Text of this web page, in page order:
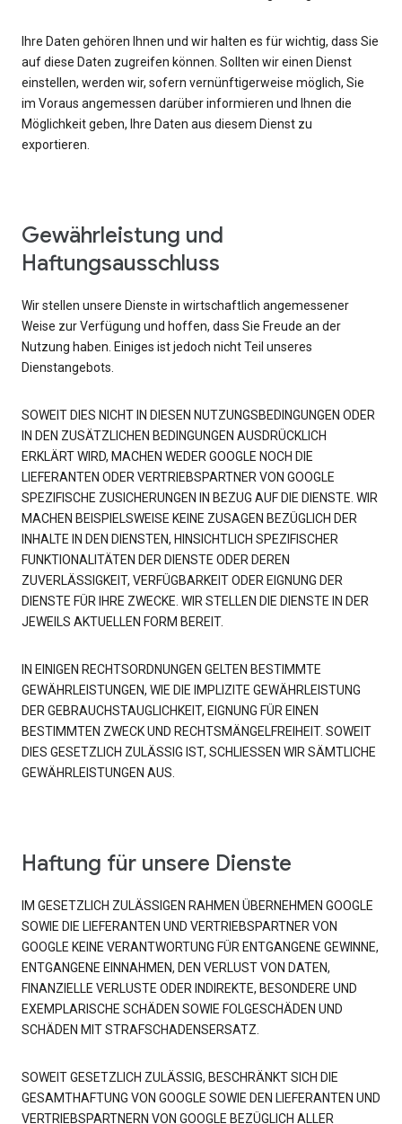
Ihre Daten gehören Ihnen und wir halten es für wichtig, dass Sie
auf diese Daten zugreifen können. Sollten wir einen Dienst
einstellen, werden wir, sofern vernünftigerweise möglich, Sie
im Voraus angemessen darüber informieren und Ihnen die
Möglichkeit geben, Ihre Daten aus diesem Dienst zu
exportieren.
Gewährleistung und
Haftungsausschluss
Wir stellen unsere Dienste in wirtschaftlich angemessener
Weise zur Verfügung und hoffen, dass Sie Freude an der
Nutzung haben. Einiges ist jedoch nicht Teil unseres
Dienstangebots.
SOWEIT DIES NICHT IN DIESEN NUTZUNGSBEDINGUNGEN ODER
IN DEN ZUSÄTZLICHEN BEDINGUNGEN AUSDRÜCKLICH
ERKLÄRT WIRD, MACHEN WEDER GOOGLE NOCH DIE
LIEFERANTEN ODER VERTRIEBSPARTNER VON GOOGLE
SPEZIFISCHE ZUSICHERUNGEN IN BEZUG AUF DIE DIENSTE. WIR
MACHEN BEISPIELSWEISE KEINE ZUSAGEN BEZÜGLICH DER
INHALTE IN DEN DIENSTEN, HINSICHTLICH SPEZIFISCHER
FUNKTIONALITÄTEN DER DIENSTE ODER DEREN
ZUVERLÄSSIGKEIT, VERFÜGBARKEIT ODER EIGNUNG DER
DIENSTE FÜR IHRE ZWECKE. WIR STELLEN DIE DIENSTE IN DER
JEWEILS AKTUELLEN FORM BEREIT.
IN EINIGEN RECHTSORDNUNGEN GELTEN BESTIMMTE
GEWÄHRLEISTUNGEN, WIE DIE IMPLIZITE GEWÄHRLEISTUNG
DER GEBRAUCHSTAUGLICHKEIT, EIGNUNG FÜR EINEN
BESTIMMTEN ZWECK UND RECHTSMÄNGELFREIHEIT. SOWEIT
DIES GESETZLICH ZULÄSSIG IST, SCHLIESSEN WIR SÄMTLICHE
GEWÄHRLEISTUNGEN AUS.
Haftung für unsere Dienste
IM GESETZLICH ZULÄSSIGEN RAHMEN ÜBERNEHMEN GOOGLE
SOWIE DIE LIEFERANTEN UND VERTRIEBSPARTNER VON
GOOGLE KEINE VERANTWORTUNG FÜR ENTGANGENE GEWINNE,
ENTGANGENE EINNAHMEN, DEN VERLUST VON DATEN,
FINANZIELLE VERLUSTE ODER INDIREKTE, BESONDERE UND
EXEMPLARISCHE SCHÄDEN SOWIE FOLGESCHÄDEN UND
SCHÄDEN MIT STRAFSCHADENSERSATZ.
SOWEIT GESETZLICH ZULÄSSIG, BESCHRÄNKT SICH DIE
GESAMTHAFTUNG VON GOOGLE SOWIE DEN LIEFERANTEN UND
VERTRIEBSPARTNERN VON GOOGLE BEZÜGLICH ALLER